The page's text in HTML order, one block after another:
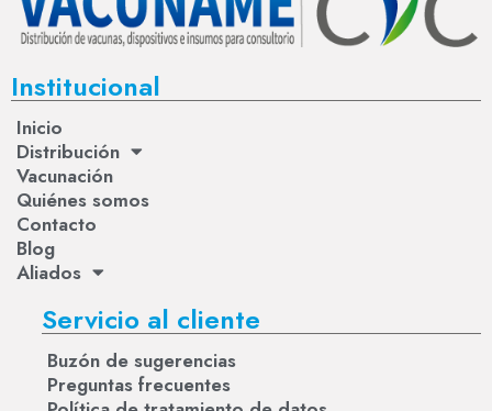
Institucional
Inicio
Distribución
Vacunación
Quiénes somos
Contacto
Blog
Aliados
Servicio al cliente
Buzón de sugerencias
Preguntas frecuentes